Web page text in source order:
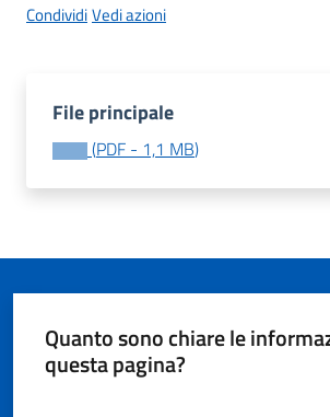
Tutti
CondividiVedi azioni
File principale
(PDF - 1,1 MB)
Quanto sono chiare le
questa pagina?